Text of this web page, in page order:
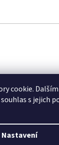
cookie.
s jejich
Nastavení
Vytvořil Shoptet